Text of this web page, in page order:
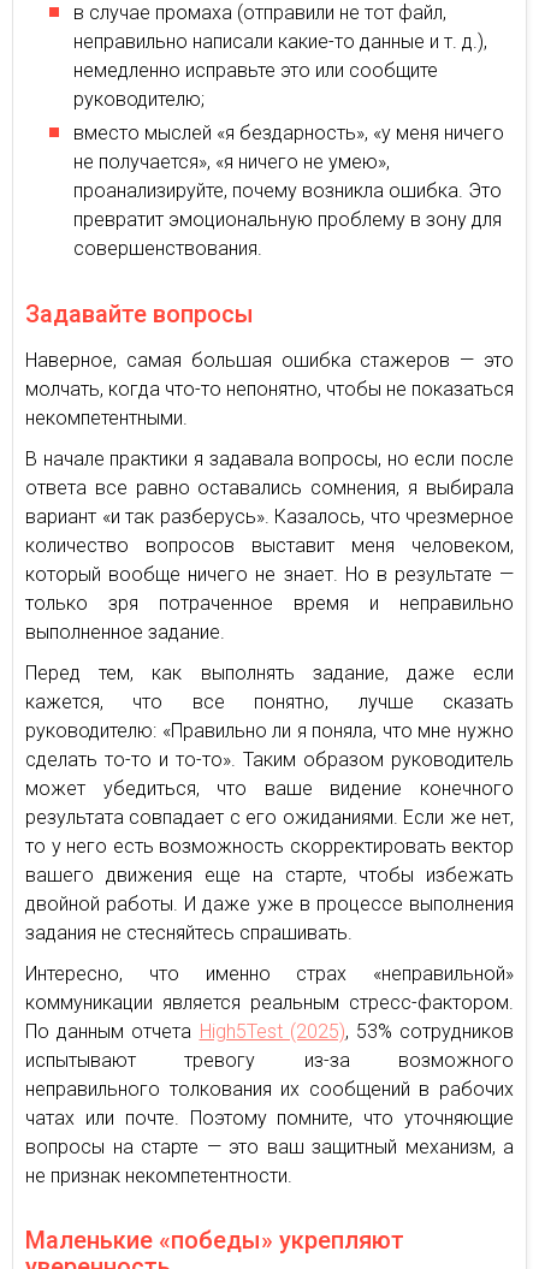
в случае промаха (отправили не тот файл,
неправильно написали какие-то данные и т. д.),
немедленно исправьте это или сообщите
руководителю;
вместо мыслей «я бездарность», «у меня ничего
не получается», «я ничего не умею»,
проанализируйте, почему возникла ошибка. Это
превратит эмоциональную проблему в зону для
совершенствования.
Задавайте вопросы
Наверное, самая большая ошибка стажеров — это
молчать, когда что-то непонятно, чтобы не показаться
некомпетентными.
В начале практики я задавала вопросы, но если после
ответа все равно оставались сомнения, я выбирала
вариант «и так разберусь». Казалось, что чрезмерное
количество вопросов выставит меня человеком,
который вообще ничего не знает. Но в результате —
только зря потраченное время и неправильно
выполненное задание.
Перед тем, как выполнять задание, даже если
кажется, что все понятно, лучше сказать
руководителю: «Правильно ли я поняла, что мне нужно
сделать то-то и то-то». Таким образом руководитель
может убедиться, что ваше видение конечного
результата совпадает с его ожиданиями. Если же нет,
то у него есть возможность скорректировать вектор
вашего движения еще на старте, чтобы избежать
двойной работы. И даже уже в процессе выполнения
задания не стесняйтесь спрашивать.
Интересно, что именно страх «неправильной»
коммуникации является реальным стресс-фактором.
По данным отчета High5Test (2025), 53% сотрудников
испытывают тревогу из-за возможного
неправильного толкования их сообщений в рабочих
чатах или почте. Поэтому помните, что уточняющие
вопросы на старте — это ваш защитный механизм, а
не признак некомпетентности.
Маленькие «победы» укрепляют